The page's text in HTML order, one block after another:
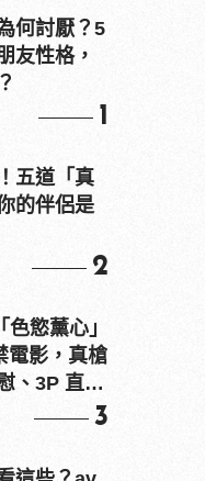
何討厭？5
友性格，
1
五道「真
的伴侶是
2
慾薰心」
電影，真槍
、3P 直接
3